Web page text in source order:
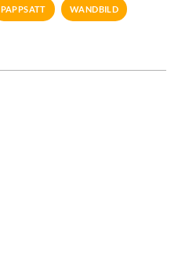
PAPPSATT WANDBILD